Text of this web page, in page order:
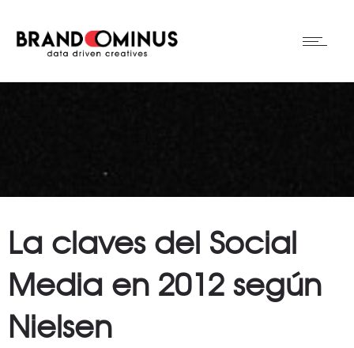
La claves del Social
Media en 2012 según
Nielsen